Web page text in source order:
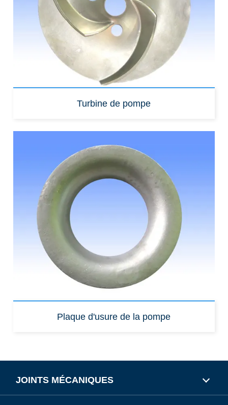
Turbine de pompe
Plaque d'usure de la pompe
JOINTS MÉCANIQUES